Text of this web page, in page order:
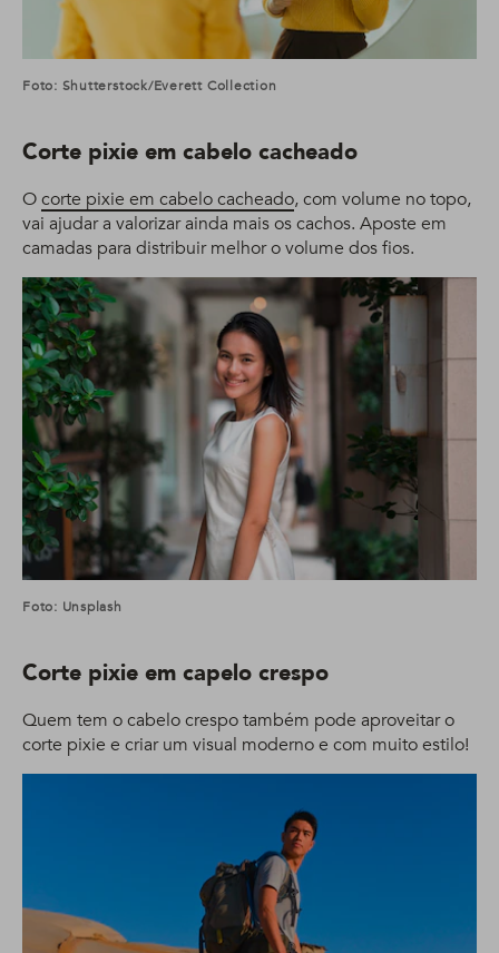
Foto: Shutterstock/Everett Collection
Corte pixie em cabelo cacheado
Ocorte pixie em cabelo cacheado, com volume no topo,
vai ajudar a valorizar ainda mais os cachos. Aposte em
camadas para distribuir melhor o volume dos fios.
Foto: Unsplash
Corte pixie em capelo crespo
Quem tem o cabelo crespo também pode aproveitar o
corte pixie e criar um visual moderno e com muito estilo!